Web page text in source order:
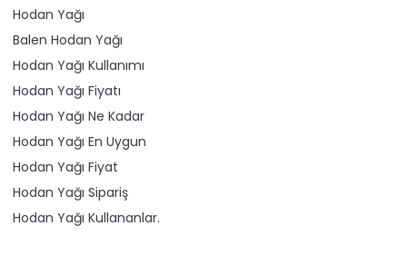
Hodan Yağı
Balen Hodan Yağı
Hodan Yağı Kullanımı
Hodan Yağı Fiyatı
Hodan Yağı Ne Kadar
Hodan Yağı En Uygun
Hodan Yağı Fiyat
Hodan Yağı Sipariş
Hodan Yağı Kullananlar.